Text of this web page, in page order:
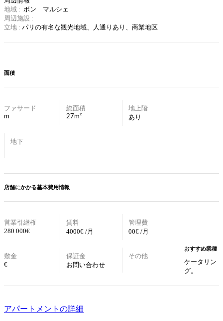
地域 : ボン マルシェ
周辺施設 :
立地 : パリの有名な観光地域、 人通りあり、商業地区
面積
ファサード
m
総面積
27m²
地上階
あり
地下
店舗にかかる基本費用情報
営業引継権
280 000€
賃料
4000€ /月
管理費
00€ /月
敷金
€
保証金
お問い合わせ
その他
おすすめ業種
ケータリン
グ。
アパートメントの詳細